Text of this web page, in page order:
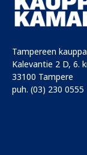
Tampereen
Kalevantie 2 D, 6.
33100 Tampere
puh. (03) 230 0555